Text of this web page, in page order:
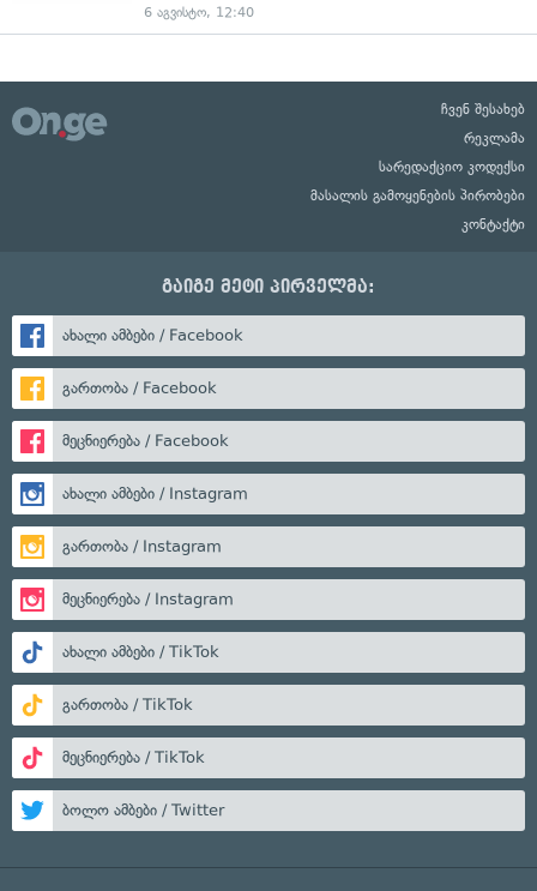
6 აგვისტო, 12:40
ჩვენ შესახებ
რეკლამა
სარედაქციო კოდექსი
მასალის გამოყენების პირობები
კონტაქტი
გაიგე მეტი პირველმა:
ახალი ამბები / Facebook
გართობა / Facebook
მეცნიერება / Facebook
ახალი ამბები / Instagram
გართობა / Instagram
მეცნიერება / Instagram
ახალი ამბები / TikTok
გართობა / TikTok
მეცნიერება / TikTok
ბოლო ამბები / Twitter